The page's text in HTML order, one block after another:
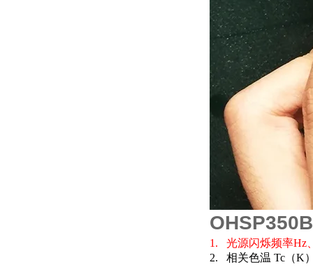
1. 光源闪烁频率Hz
2. 相关色温 Tc （K